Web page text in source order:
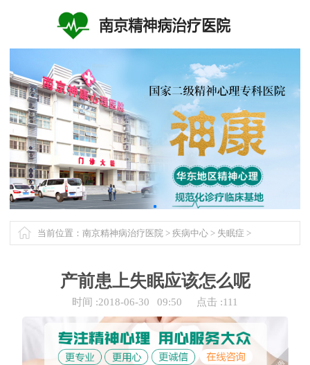
当前位置： 南京精神病治疗医院> 疾病中心> 失眠症 >
产前患上失眠应该怎么呢
时间 :2018-06-30 09:50 点击 :111